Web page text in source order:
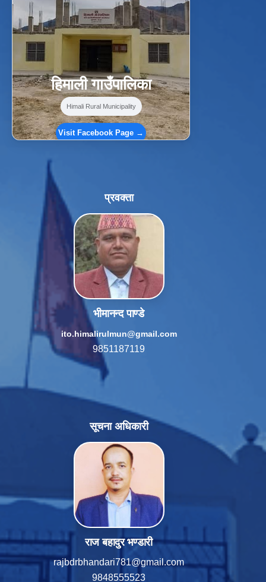
f Facebook ⋯
हिमाली गाउँपालिका
Himali Rural Municipality
Visit Facebook Page →
प्रवक्ता
भीमानन्द पाण्डे
ito.himalirulmun@gmail.com
9851187119
सूचना अधिकारी
राज बहादुर भण्डारी
rajbdrbhandari781@gmail.com
9848555523